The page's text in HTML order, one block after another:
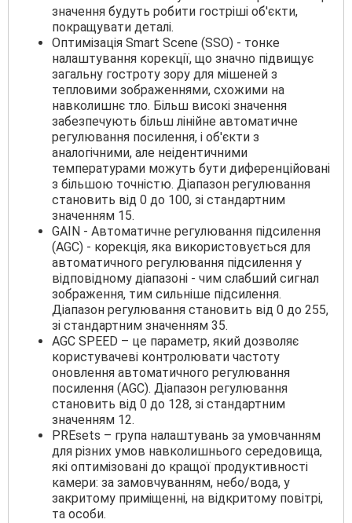
значення будуть робити гостріші об'єкти,
покращувати деталі.
Оптимізація Smart Scene (SSO) - тонке
налаштування корекції, що значно підвищує
загальну гостроту зору для мішеней з
тепловими зображеннями, схожими на
навколишнє тло. Більш високі значення
забезпечують більш лінійне автоматичне
регулювання посилення, і об'єкти з
аналогічними, але неідентичними
температурами можуть бути диференційовані
з більшою точністю. Діапазон регулювання
становить від 0 до 100, зі стандартним
значенням 15.
GAIN - Автоматичне регулювання підсилення
(AGC) - корекція, яка використовується для
автоматичного регулювання підсилення у
відповідному діапазоні - чим слабший сигнал
зображення, тим сильніше підсилення.
Діапазон регулювання становить від 0 до 255,
зі стандартним значенням 35.
AGC SPEED – це параметр, який дозволяє
користувачеві контролювати частоту
оновлення автоматичного регулювання
посилення (AGC). Діапазон регулювання
становить від 0 до 128, зі стандартним
значенням 12.
PREsets – група налаштувань за умовчанням
для різних умов навколишнього середовища,
які оптимізовані до кращої продуктивності
камери: за замовчуванням, небо/вода, у
закритому приміщенні, на відкритому повітрі,
та особи.